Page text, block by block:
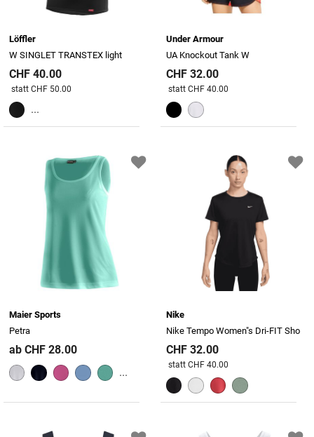
Löffler
W SINGLET TRANSTEX light
CHF 40.00
Preis reduziert von
statt CHF 50.00
...
Under Armour
UA Knockout Tank W
CHF 32.00
Preis reduziert von
statt CHF 40.00
Maier Sports
Petra
ab CHF 28.00
...
Nike
Nike Tempo Women"s Dri-FIT Sho
CHF 32.00
Preis reduziert von
statt CHF 40.00